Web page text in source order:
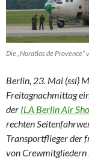
Die „Noratlas de
Berlin, 23. Mai (ssl)
Freitagnachmittag
der ILA Berlin Air
rechten
Transportflieger der
von Crewmitgliedern